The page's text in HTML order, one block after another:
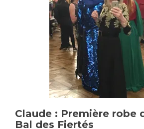
Claude : Première robe
Bal des Fiertés